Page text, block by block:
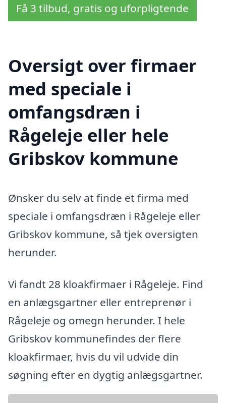
Få 3 tilbud, gratis og uforpligtende
Oversigt over firmaer
med speciale i
omfangsdræn i
Rågeleje eller hele
Gribskov kommune
Ønsker du selv at finde et firma med
speciale i omfangsdræn i Rågeleje eller
Gribskov kommune, så tjek oversigten
herunder.
Vi fandt 28 kloakfirmaer i Rågeleje. Find
en anlægsgartner eller entreprenør i
Rågeleje og omegn herunder. I hele
Gribskov kommunefindes der flere
kloakfirmaer, hvis du vil udvide din
søgning efter en dygtig anlægsgartner.